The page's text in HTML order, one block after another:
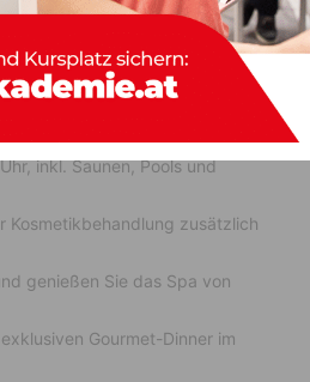
inkl. Saunen, Pools und
Kosmetikbehandlung zusätzlich
genießen Sie das Spa von
Gourmet-Dinner im